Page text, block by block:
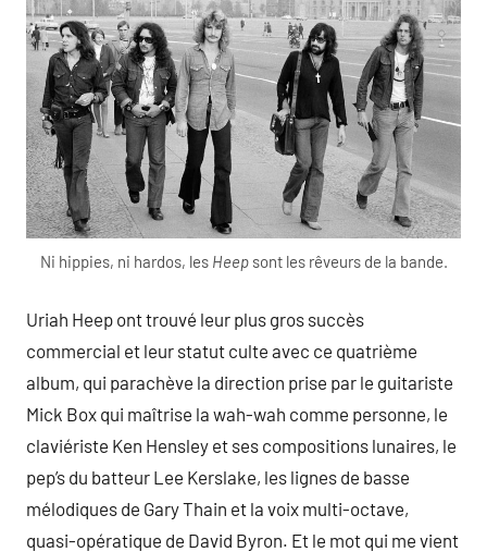
Ni hippies, ni hardos, les Heepsont les rêveurs de la bande.
Uriah Heep ont trouvé leur plus gros succès
commercial et leur statut culte avec ce quatrième
album, qui parachève la direction prise par le guitariste
Mick Box qui maîtrise la wah-wah comme personne, le
claviériste Ken Hensley et ses compositions lunaires, le
pep’s du batteur Lee Kerslake, les lignes de basse
mélodiques de Gary Thain et la voix multi-octave,
quasi-opératique de David Byron. Et le mot qui me vient